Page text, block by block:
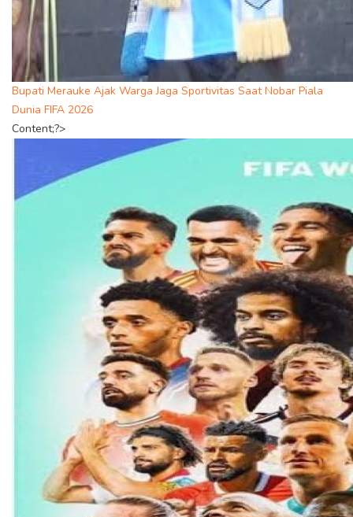
Bupati Merauke Ajak Warga Jaga Sportivitas Saat Nobar Piala
Dunia FIFA 2026
Content;?>